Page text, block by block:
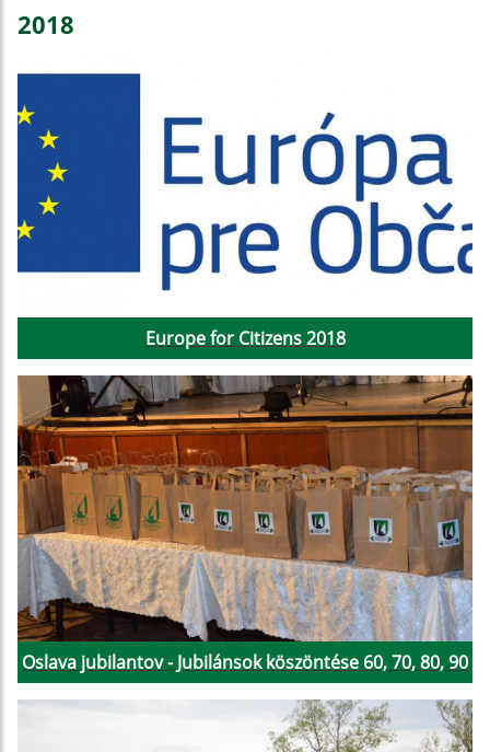
2018
Europe for Citizens 2018
Oslava jubilantov - Jubilánsok köszöntése 60, 70, 80, 90